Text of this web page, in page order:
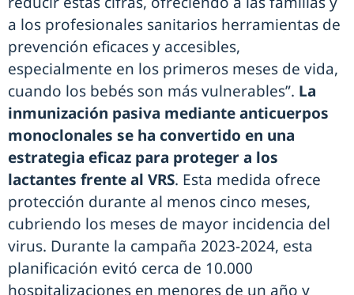
a los profesionales sanitarios herramientas de
prevención eficaces y accesibles,
especialmente en los primeros meses de vida,
cuando los bebés son más vulnerables”. La
inmunización pasiva mediante anticuerpos
monoclonales se ha convertido en una
estrategia eficaz para proteger a los
lactantes frente al VRS. Esta medida ofrece
protección durante al menos cinco meses,
cubriendo los meses de mayor incidencia del
virus. Durante la campaña 2023-2024, esta
planificación evitó cerca de 10.000
hospitalizaciones en menores de un año y